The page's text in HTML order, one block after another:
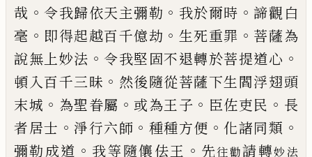
哉 。令我歸依天主彌勒 。 我於爾時 。諦觀白
毫 。 即得起越百千億劫 。 生死重罪 。 菩薩為
說無上妙法 。令我堅固不退轉於菩提道心 。
頓入百千三昧 。 然後隨從菩薩下生閻浮翅頭
末城 。 為聖眷屬 。 或為王子 。 臣佐吏民 。 長
者居士 。淨行六師 。 種種方便 。化諸同類 。
彌勒成道 。 我等隨儴佉王 。 先往勸請轉妙法